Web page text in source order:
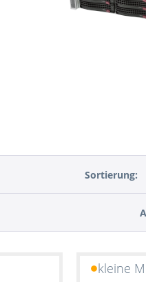
Sortierung:
kleine